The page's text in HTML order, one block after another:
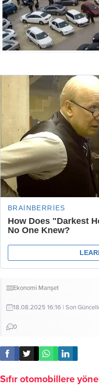
Ekonomi Manşet
18.08.2025 16:16 | Son
0
Sıfır otomobillere